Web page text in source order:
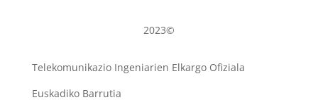
2023©
Telekomunikazio Ingeniarien Elkargo Ofiziala
Euskadiko Barrutia